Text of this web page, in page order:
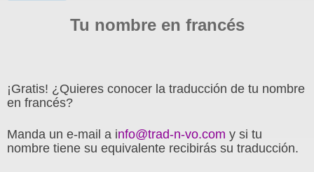
Tu nombre en francés
¡Gratis! ¿Quieres conocer la traducción de tu nombre
en francés?
Manda un e-mail a info@trad-n-vo.com y si tu
nombre tiene su equivalente recibirás su traducción.